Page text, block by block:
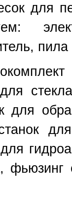
для
для